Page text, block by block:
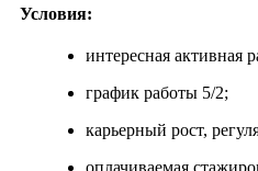
Условия:
интересная активная
график работы 5/2;
карьерный рост,
оплачиваемая